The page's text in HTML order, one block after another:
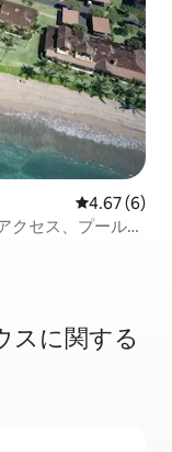
レビュー6
4.67 (6)
クセス、プール2
ス⁠に関⁠す⁠る